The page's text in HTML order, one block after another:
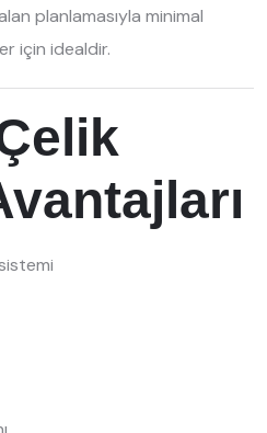
planlamasıyla minimal
için idealdir.